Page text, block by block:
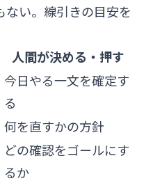
ない。線引きの目安を
人間が決める・押す
今日やる一文を確定す
る
何を直すかの方針
どの確認をゴールにす
るか